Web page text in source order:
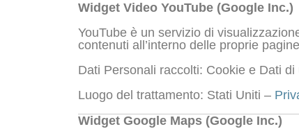
Widget Video YouTube (Google Inc.)
YouTube è un servizio di
contenuti all’interno delle proprie
Dati Personali raccolti: Cookie e Dati di
Luogo del trattamento: Stati Uniti –
Widget Google Maps (Google Inc.)